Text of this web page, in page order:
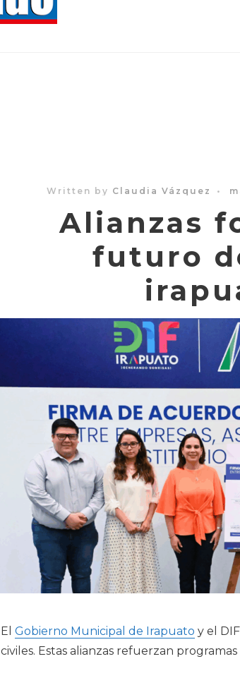
Written by Claudia Vázquez •
Alianzas
futuro
El Gobierno Municipal de Irapuato y el
civiles. Estas alianzas refuerzan